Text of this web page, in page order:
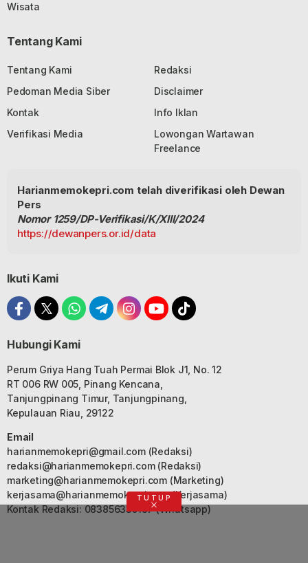
Wisata
Tentang Kami
Tentang Kami
Redaksi
Pedoman Media Siber
Disclaimer
Kontak
Info Iklan
Verifikasi Media
Lowongan Wartawan
Freelance
Harianmemokepri.com telah diverifikasi oleh Dewan
Pers
Nomor 1259/DP-Verifikasi/K/XIII/2024
https://dewanpers.or.id/data
Ikuti Kami
Hubungi Kami
Perum Griya Hang Tuah Permai Blok J1, No. 12
RT 006 RW 005, Pinang Kencana,
Tanjungpinang Timur, Tanjungpinang,
Kepulauan Riau, 29122
Email
harianmemokepri@gmail.com(Redaksi)
redaksi@harianmemokepri.com(Redaksi)
marketing@harianmemokepri.com(Marketing)
kerjasama@harianmemokepri.com(Kerjasama)
Kontak Redaksi: 083856335187 (Whatsapp)
TUTUP